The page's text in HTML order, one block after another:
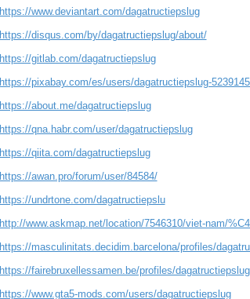
https://www.deviantart.com/dagatructiepslug
https://disqus.com/by/dagatructiepslug/about/
https://gitlab.com/dagatructiepslug
https://pixabay.com/es/users/dagatructiepslug-
https://about.me/dagatructiepslug
https://qna.habr.com/user/dagatructiepslug
https://qiita.com/dagatructiepslug
https://awan.pro/forum/user/84584/
https://undrtone.com/dagatructiepslu
http://www.askmap.net/location/7546310/viet-nam/
https://masculinitats.decidim.barcelona/profiles/
https://fairebruxellessamen.be/profiles/
https://www.gta5-mods.com/users/dagatructiepslug